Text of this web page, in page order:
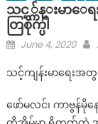
သင့္က်န္းမာေ
တြစိုက္ပါ
Posted
June 4, 2020
သင့်ကျန်းမာရေးအ
ဖော်မလင်၊ ကာဗွန်မို